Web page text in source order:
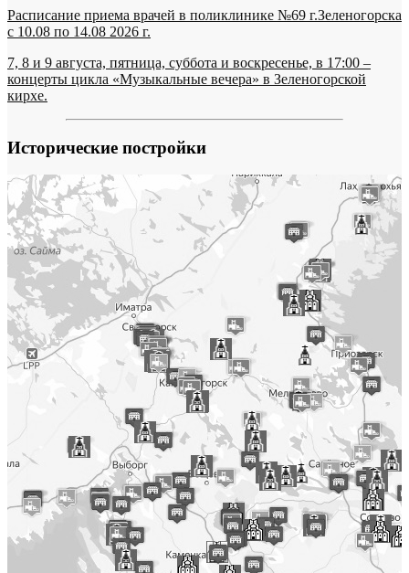
Расписание приема врачей в поликлинике №69 г.Зеленогорска
c 10.08 по 14.08 2026 г.
7, 8 и 9 августа, пятница, суббота и воскресенье, в 17:00 –
концерты цикла «Музыкальные вечера» в Зеленогорской
кирхе.
Исторические постройки